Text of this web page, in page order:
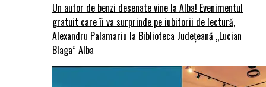
Un autor de benzi desenate vine la Alba! Evenimentul
gratuit care îi va surprinde pe iubitorii de lectură,
Alexandru Palamariu la Biblioteca Județeană „Lucian
Blaga” Alba